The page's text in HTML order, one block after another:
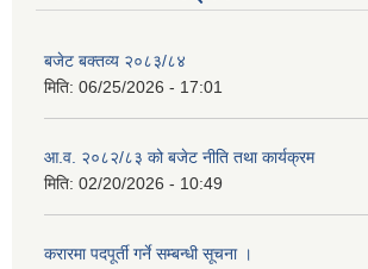
बजेट बक्तव्य २०८३/८४
मिति: 06/25/2026 - 17:01
आ.व. २०८२/८३ को बजेट नीति तथा कार्यक्रम
मिति: 02/20/2026 - 10:49
करारमा पदपूर्ती गर्ने सम्बन्धी सूचना ।